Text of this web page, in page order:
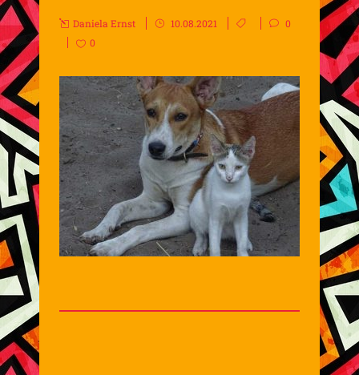
Daniela Ernst 10.08.2021
0
0